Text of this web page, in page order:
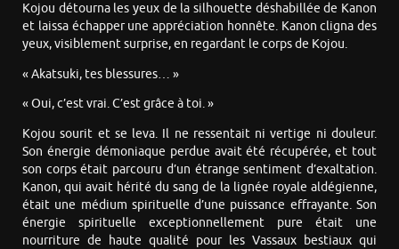
Kojou détourna les yeux de la silhouette déshabillée de Kanon
et laissa échapper une appréciation honnête. Kanon cligna des
yeux, visiblement surprise, en regardant le corps de Kojou.
« Akatsuki, tes blessures… »
« Oui, c’est vrai. C’est grâce à toi. »
Kojou sourit et se leva. Il ne ressentait ni vertige ni douleur.
Son énergie démoniaque perdue avait été récupérée, et tout
son corps était parcouru d’un étrange sentiment d’exaltation.
Kanon, qui avait hérité du sang de la lignée royale aldégienne,
était une médium spirituelle d’une puissance effrayante. Son
énergie spirituelle exceptionnellement pure était une
nourriture de haute qualité pour les Vassaux bestiaux qui